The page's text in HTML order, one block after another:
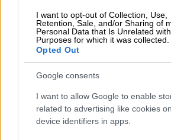
I want to opt-out of Collection, Use,
Retention, Sale, and/or Sharing of
Personal Data that Is Unrelated
Purposes for which it was collected.
Opted Out
Google consents
I want to allow Google to enable
related to advertising like cookies
device identifiers in apps.
Ο Μρίντχα σημειωσε ότι το
πουληθεί προς 550 τάκα(4,50
το κιλό και θα παραδοθεί
από τους επισκέπτες που
τη φάρμα, έχοντας δει
διαδίκτυο, επιβεβαίωσαν ότι
είναι υπαρκτή και από κοντά.